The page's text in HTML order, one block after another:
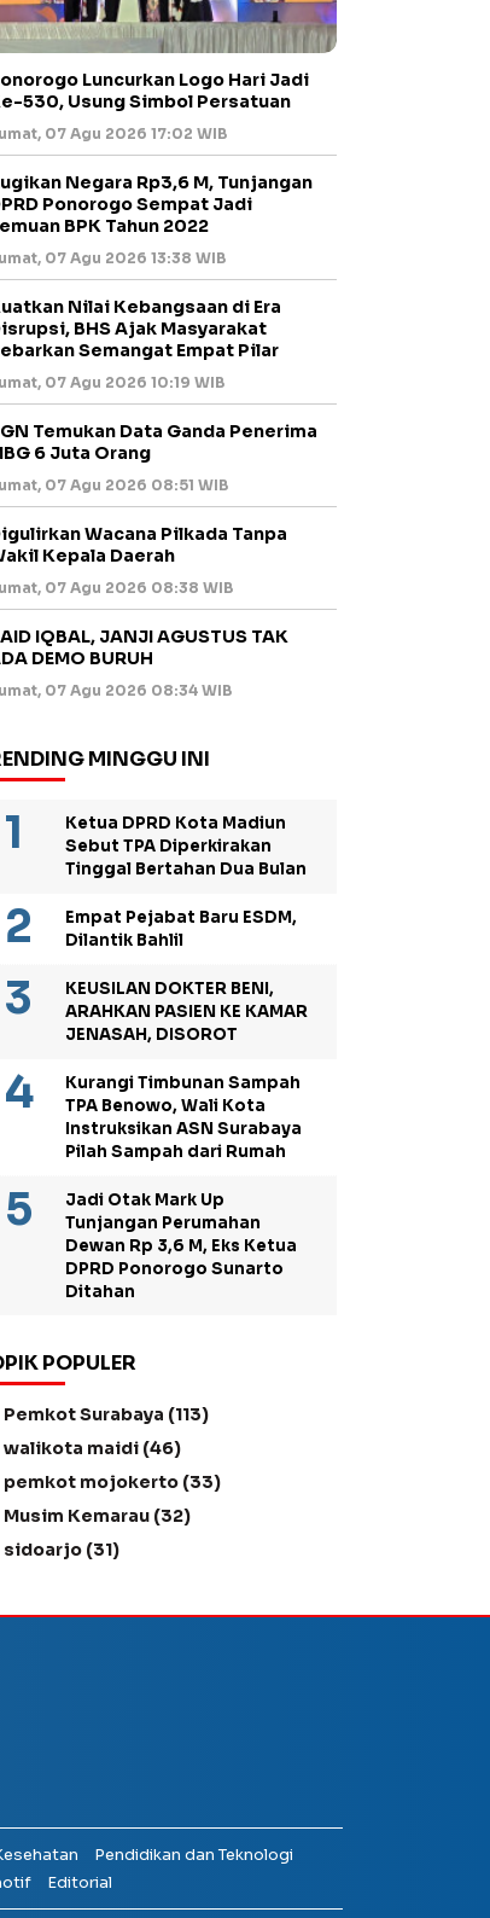
Luncurkan Logo Hari Jadi
530, Usung Simbol Persatuan
07 Agu 2026 17:02 WIB
Negara Rp3,6 M, Tunjangan
Ponorogo Sempat Jadi
BPK Tahun 2022
07 Agu 2026 13:38 WIB
Nilai Kebangsaan di Era
BHS Ajak Masyarakat
Semangat Empat Pilar
07 Agu 2026 10:19 WIB
Temukan Data Ganda Penerima
6 Juta Orang
07 Agu 2026 08:51 WIB
Wacana Pilkada Tanpa
Kepala Daerah
07 Agu 2026 08:38 WIB
IQBAL, JANJI AGUSTUS TAK
DEMO BURUH
07 Agu 2026 08:34 WIB
MINGGU INI
Ketua DPRD Kota Madiun
Sebut TPA Diperkirakan
Tinggal Bertahan Dua Bulan
Empat Pejabat Baru ESDM,
Dilantik Bahlil
KEUSILAN DOKTER BENI,
ARAHKAN PASIEN KE KAMAR
JENASAH, DISOROT
Kurangi Timbunan Sampah
TPA Benowo, Wali Kota
Instruksikan ASN Surabaya
Pilah Sampah dari Rumah
Jadi Otak Mark Up
Tunjangan Perumahan
Dewan Rp 3,6 M, Eks Ketua
DPRD Ponorogo Sunarto
Ditahan
POPULER
Pemkot Surabaya (113)
walikota maidi (46)
pemkot mojokerto (33)
Musim Kemarau (32)
sidoarjo (31)
Pendidikan dan Teknologi
Editorial